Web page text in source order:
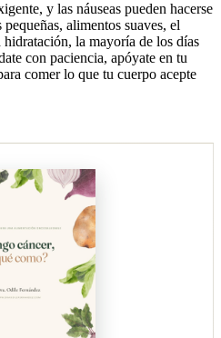
y las náuseas pueden hacerse
alimentos suaves, el
la mayoría de los días
con paciencia, apóyate en tu
comer lo que tu cuerpo acepte